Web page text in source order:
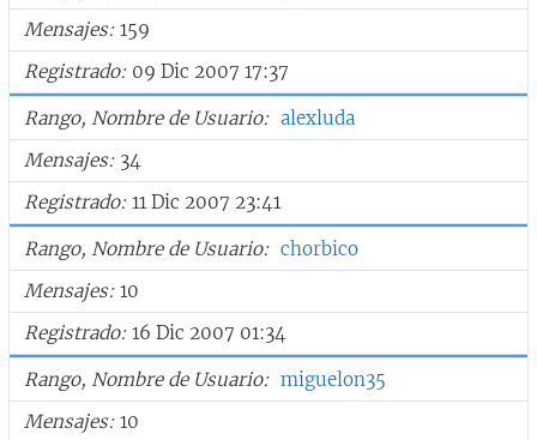
Mensajes 159
Registrado 09 Dic 2007 17:37
Rango, Nombre de Usuario
alexluda
Mensajes 34
Registrado 11 Dic 2007 23:41
Rango, Nombre de Usuario
chorbico
Mensajes 10
Registrado 16 Dic 2007 01:34
Rango, Nombre de Usuario
miguelon35
Mensajes 10